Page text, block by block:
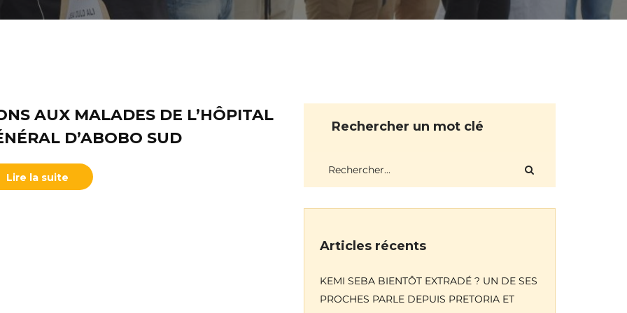
AUX MALADES DE L’HÔPITAL
D’ABOBO SUD
Lire la suite
Rechercher un mot clé
Articles récents
KEMI SEBA BIENTÔT EXTRADÉ ? UN DE SES
PROCHES PARLE DEPUIS PRETORIA ET